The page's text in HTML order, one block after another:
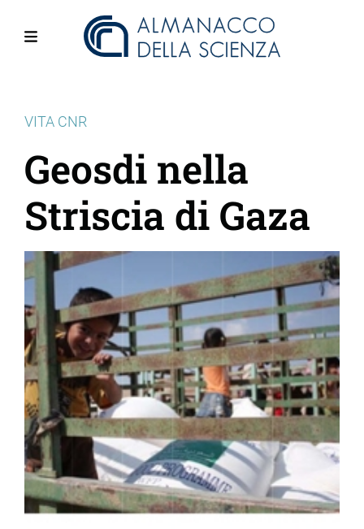
VITA CNR
Geosdi nella
Striscia di Gaza